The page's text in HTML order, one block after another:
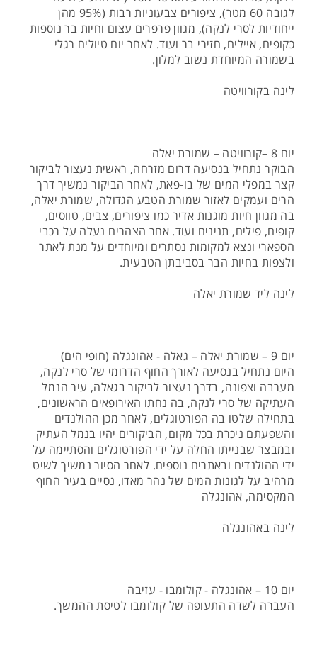
לגובה 60 מטר), ציפורים צבעוניות רבות (95% מהן
ייחודיות לסרי לנקה), מגוון פרפרים עצום וחיות בר נוספות
כקופים, איילים, חזירי בר ועוד. לאחר יום טיולים רגלי
בשמורה המיוחדת נשוב למלון.
לינה בקורוויטה
יום 8 –קורוויטה – שמורת יאלה
הבוקר נתחיל בנסיעה דרום מזרחה, ראשית נעצור לביקור
קצר במפלי המים של בו-פאת, לאחר הביקור נמשיך דרך
הרים ועמקים לאזור שמורת הטבע הגדולה, שמורת יאלה,
בה מגוון חיות מוגנות אדיר כמו ציפורים, צבים, טווסים,
קופים, פילים, תנינים ועוד. אחר הצהרים נעלה על רכבי
הספארי ונצא למקומות נסתרים ומיוחדים על מנת לאתר
ולצפות בחיות הבר בסביבתן הטבעית.
לינה ליד שמורת יאלה
יום 9 – שמורת יאלה – גאלה - אהונגלה (חופי הים)
היום נתחיל בנסיעה לאורך החוף הדרומי של סרי לנקה,
מערבה וצפונה, בדרך נעצור לביקור בגאלה, עיר הנמל
העתיקה של סרי לנקה, בה נחתו האירופאים הראשונים,
בתחילה שלטו בה הפורטוגלים, לאחר מכן ההולנדים
והשפעתם ניכרת בכל מקום, הביקורים יהיו בנמל העתיק
ובמבצר שבנייתו החלה על ידי הפורטוגלים והסתיימה על
ידי ההולנדים ובאתרים נוספים. לאחר הסיור נמשיך לשיט
מרהיב על לגונות המים של נהר מאדו, נסיים בעיר החוף
המקסימה, אהונגלה
לינה באהונגלה
יום 10 – אהונגלה - קולומבו - עזיבה
העברה לשדה התעופה של קולומבו לטיסת ההמשך.